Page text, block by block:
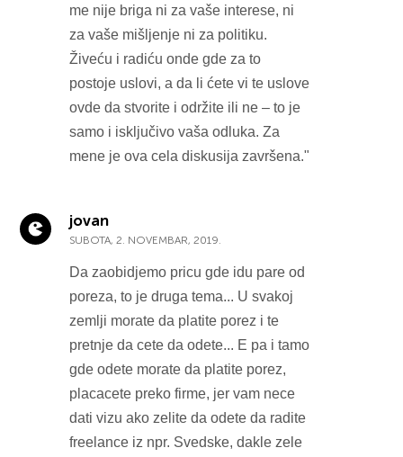
me nije briga ni za vaše interese, ni
za vaše mišljenje ni za politiku.
Živeću i radiću onde gde za to
postoje uslovi, a da li ćete vi te uslove
ovde da stvorite i održite ili ne – to je
samo i isključivo vaša odluka. Za
mene je ova cela diskusija završena."
jovan
SUBOTA, 2. NOVEMBAR, 2019.
Da zaobidjemo pricu gde idu pare od
poreza, to je druga tema... U svakoj
zemlji morate da platite porez i te
pretnje da cete da odete... E pa i tamo
gde odete morate da platite porez,
placacete preko firme, jer vam nece
dati vizu ako zelite da odete da radite
freelance iz npr. Svedske, dakle zele